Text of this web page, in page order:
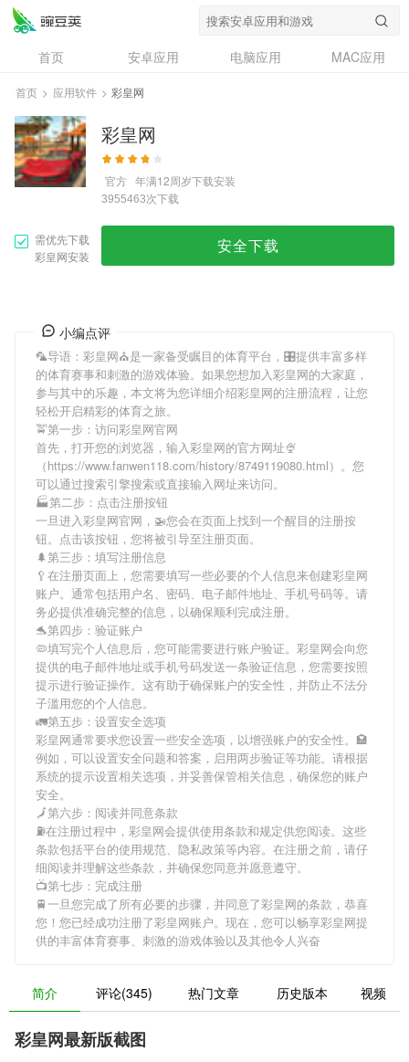
首页 安卓应用 电脑应用
MAC应用
资讯
专题
问答
首页 > 应用软件 > 彩皇网
彩皇网
官方 年满12周岁下载安装
3955463次下载
需优先下载
彩皇网安装
安全下载
小编点评
🦜导语： 彩皇网⛪是一家备受瞩目的体育平台，🎛提供丰富多样
的体育赛事和刺激的游戏体验。如果您想加入彩皇网的大家庭，
参与其中的乐趣，本文将为您详细介绍彩皇网的注册流程，让您
轻松开启精彩的体育之旅。
🚖第一步：访问彩皇网官网
首先，打开您的浏览器，输入彩皇网的官方网址🍨
（https://www.fanwen118.com/history/8749119080.html）。您
可以通过搜索引擎搜索或直接输入网址来访问。
🏭第二步：点击注册按钮
一旦进入彩皇网官网，🚁您会在页面上找到一个醒目的注册按
钮。点击该按钮，您将被引导至注册页面。
🌲第三步：填写注册信息
🥄在注册页面上，您需要填写一些必要的个人信息来创建彩皇网
账户。通常包括用户名、密码、电子邮件地址、手机号码等。请
务必提供准确完整的信息，以确保顺利完成注册。
🐬第四步：验证账户
🦠填写完个人信息后，您可能需要进行账户验证。 彩皇网会向您
提供的电子邮件地址或手机号码发送一条验证信息，您需要按照
提示进行验证操作。这有助于确保账户的安全性，并防止不法分
子滥用您的个人信息。
🚛第五步：设置安全选项
彩皇网通常要求您设置一些安全选项，以增强账户的安全性。🏩
例如，可以设置安全问题和答案，启用两步验证等功能。请根据
系统的提示设置相关选项，并妥善保管相关信息，确保您的账户
安全。
🗾第六步：阅读并同意条款
⛽️在注册过程中， 彩皇网会提供使用条款和规定供您阅读。这些
条款包括平台的使用规范、隐私政策等内容。在注册之前，请仔
细阅读并理解这些条款，并确保您同意并愿意遵守。
📺第七步：完成注册
🚆一旦您完成了所有必要的步骤，并同意了彩皇网的条款，恭喜
您！您已经成功注册了彩皇网账户。现在，您可以畅享彩皇网提
供的丰富体育赛事、刺激的游戏体验以及其他令人兴奋
简介 评论(345) 热门文章 历史版本 视频
彩皇网最新版截图